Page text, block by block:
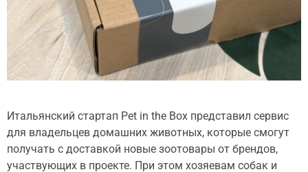
Итальянский стартап Pet in the Box представил сервис
для владельцев домашних животных, которые смогут
получать с доставкой новые зоотовары от брендов,
участвующих в проекте. При этом хозяевам собак и